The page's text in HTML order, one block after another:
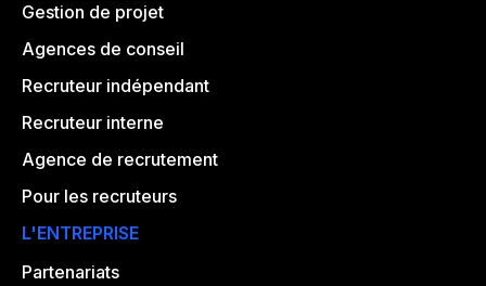
Gestion de projet
Agences de conseil
Recruteur indépendant
Recruteur interne
Agence de recrutement
Pour les recruteurs
L'ENTREPRISE
Partenariats